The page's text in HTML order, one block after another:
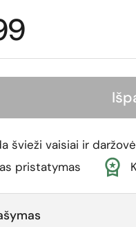
kaina
švieži vaisiai ir
pristatymas